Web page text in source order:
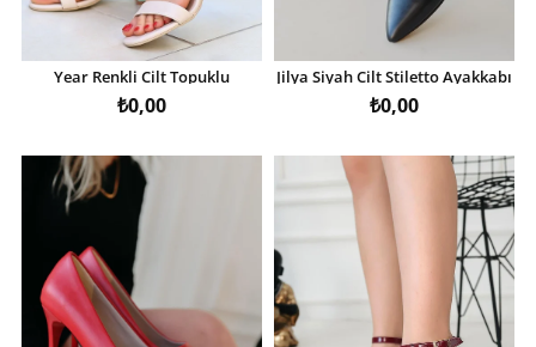
Year Renkli Cilt Topuklu
Ayakkabı
₺0,00
Jilya Siyah Cilt Stiletto Ayakkabı
₺0,00